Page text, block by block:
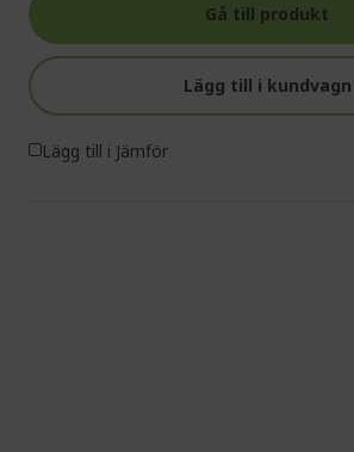
Gå till produkt
Lägg till i kundvagn
Lägg till i Jämför